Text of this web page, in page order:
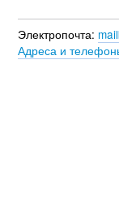
Электропочта:
Адреса и